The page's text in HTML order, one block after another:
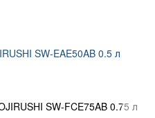
SW-EAE50AB 0.5 л